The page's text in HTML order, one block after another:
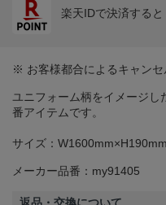
楽天IDで決済すると
※ お客様都合によるキャンセ
ユニフォーム柄をイメージ
番アイテムです。
サイズ：W1600mm×H190mm
メーカー品番：my91405